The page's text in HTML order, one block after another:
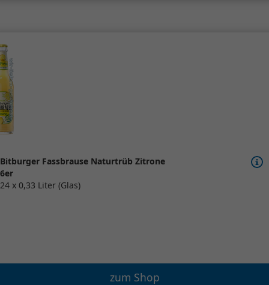
Bitburger Fassbrause Naturtrüb Zitrone
6er
24 x 0,33 Liter (Glas)
zum Shop